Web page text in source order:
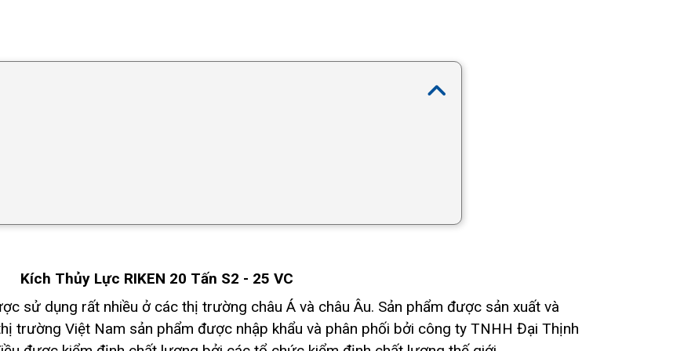
Kích Thủy Lực RIKEN 20 Tấn S2 - 25 VC
sử dụng rất nhiều ở các thị trường châu Á và châu Âu. Sản phẩm được sản xuất và
trường Việt Nam sản phẩm được nhập khẩu và phân phối bởi công ty TNHH Đại Thịnh